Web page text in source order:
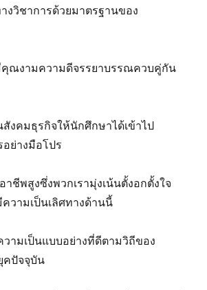
งวิชาการด้วยมาตรฐานของ
ณงามความดีจรรยาบรรณควบคู่กัน
สังคมธุรกิจให้นักศึกษาได้เข้าไป
ย่างมือโปร
ชีพสูงซึ่งพวกเรามุ่งเน้นตั้งอกตั้งใจ
วามเป็นเลิศทางด้านนี้
ามเป็นแบบอย่างที่ดีตามวิถีของ
คปัจจุบัน